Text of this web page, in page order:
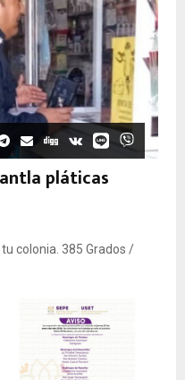
pláticas
colonia. 385 Grados /